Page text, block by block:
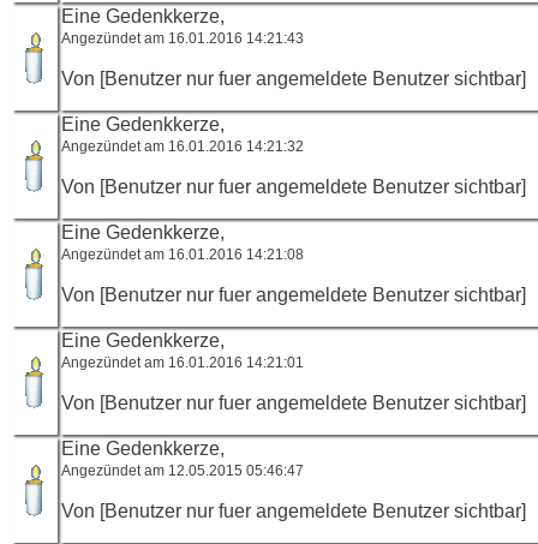
Eine Gedenkkerze,
Angezündet am 16.01.2016 14:21:43
Von [Benutzer nur fuer angemeldete Benutzer sichtbar]
Eine Gedenkkerze,
Angezündet am 16.01.2016 14:21:32
Von [Benutzer nur fuer angemeldete Benutzer sichtbar]
Eine Gedenkkerze,
Angezündet am 16.01.2016 14:21:08
Von [Benutzer nur fuer angemeldete Benutzer sichtbar]
Eine Gedenkkerze,
Angezündet am 16.01.2016 14:21:01
Von [Benutzer nur fuer angemeldete Benutzer sichtbar]
Eine Gedenkkerze,
Angezündet am 12.05.2015 05:46:47
Von [Benutzer nur fuer angemeldete Benutzer sichtbar]